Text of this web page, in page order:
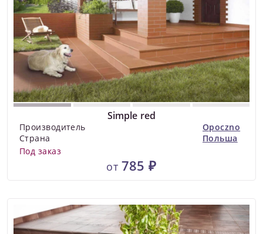
Simple red
Производитель
Opoczno
Страна
Польша
Под заказ
от 785 ₽